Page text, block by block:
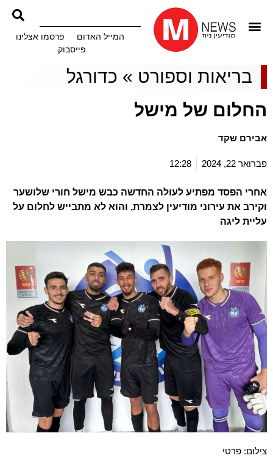
המייל האדום
פרסמו אצלינו
פייסבוק
בריאות וספורט » כדורגל
החלום של מישל
אבירם שקד
פברואר 22, 2024 12:28
אחרי הפסד מפתיע לעולה החדשה כבש מישל חורי שלושער
וקירב את עירוני מודיעין לצמרת, והוא לא מתבייש לחלום על
עליית ליגה
צילום: פרטי